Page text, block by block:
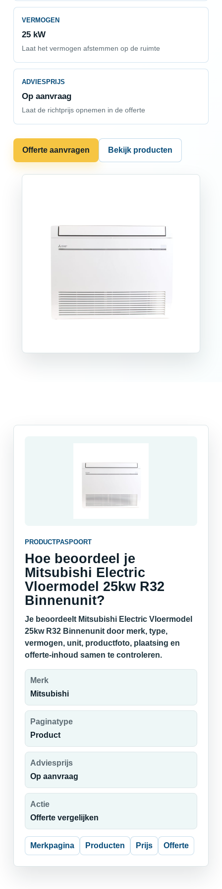
VERMOGEN
25 kW
Laat het vermogen afstemmen op de ruimte
ADVIESPRIJS
Op aanvraag
Laat de richtprijs opnemen in de offerte
Offerte aanvragen Bekijk producten
PRODUCTPASPOORT
Hoe beoordeel je
Mitsubishi Electric
Vloermodel 25kw R32
Binnenunit?
Je beoordeelt Mitsubishi Electric Vloermodel
25kw R32 Binnenunit door merk, type,
vermogen, unit, productfoto, plaatsing en
offerte-inhoud samen te controleren.
Merk
Mitsubishi
Paginatype
Product
Adviesprijs
Op aanvraag
Actie
Offerte vergelijken
Merkpagina Producten Prijs Offerte